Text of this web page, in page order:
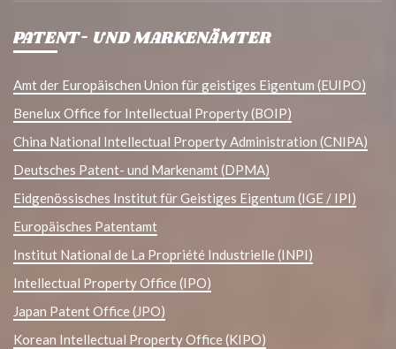
PATENT- UND MARKENÄMTER
Amt der Europäischen Union für geistiges Eigentum (EUIPO)
Benelux Office for Intellectual Property (BOIP)
China National Intellectual Property Administration (CNIPA)
Deutsches Patent- und Markenamt (DPMA)
Eidgenössisches Institut für Geistiges Eigentum (IGE / IPI)
Europäisches Patentamt
Institut National de La Propriété Industrielle (INPI)
Intellectual Property Office (IPO)
Japan Patent Office (JPO)
Korean Intellectual Property Office (KIPO)